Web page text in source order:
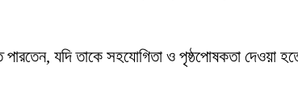
যদি তাকে সহযোগিতা ও পৃষ্ঠপোষকতা দেওয়া